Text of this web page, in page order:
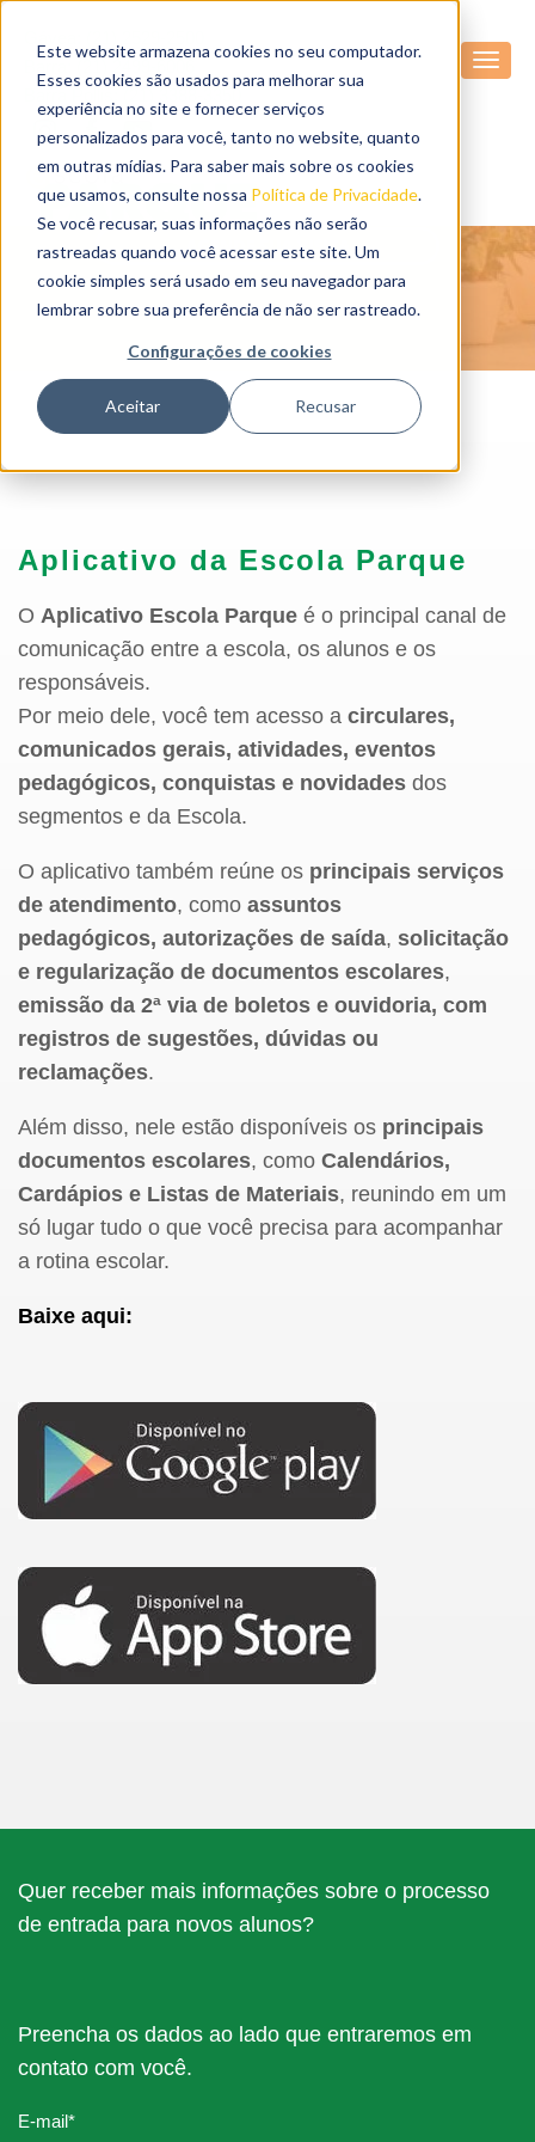
Este website armazena cookies no seu computador.
Esses cookies são usados ​​para melhorar sua
experiência no site e fornecer serviços
personalizados para você, tanto no website, quanto
em outras mídias. Para saber mais sobre os cookies
que usamos, consulte nossa Política de Privacidade.
Se você recusar, suas informações não serão
rastreadas quando você acessar este site. Um
cookie simples será usado em seu navegador para
lembrar sobre sua preferência de não ser rastreado.
Configurações de cookies
Aceitar Recusar
Barra Pollis: (21) 3388-3350
BAIXE O APLICATIVO
Aplicativo da Escola Parque
O Aplicativo Escola Parque é o principal canal de
comunicação entre a escola, os alunos e os
responsáveis.
Por meio dele, você tem acesso a circulares,
comunicados gerais, atividades, eventos
pedagógicos, conquistas e novidades dos
segmentos e da Escola.
O aplicativo também reúne os principais serviços
de atendimento, como assuntos
pedagógicos, autorizações de saída, solicitação
e regularização de documentos escolares,
emissão da 2ª via de boletos e ouvidoria, com
registros de sugestões, dúvidas ou
reclamações.
Além disso, nele estão disponíveis os principais
documentos escolares, como Calendários,
Cardápios e Listas de Materiais, reunindo em um
só lugar tudo o que você precisa para acompanhar
a rotina escolar.
Baixe aqui:
Quer receber mais informações sobre o processo
de entrada para novos alunos?
Preencha os dados ao lado que entraremos em
contato com você.
E-mail*